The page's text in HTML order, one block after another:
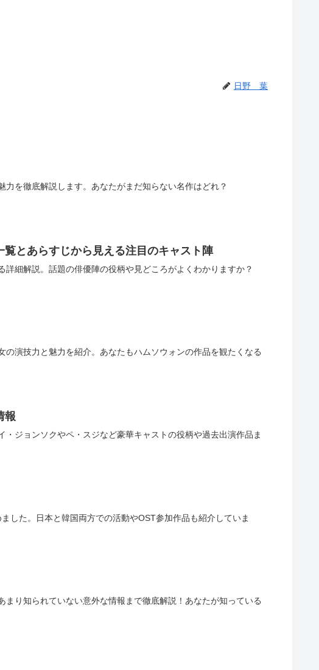
日野 葉
を徹底解説します。あなたがまだ知らない名作はどれ？
とあらすじから見える注目のキャスト陣
細解説。話題の俳優陣の役柄や見どころがよくわかりますか？
演技力と魅力を紹介。あなたもハムソウォンの作品を観たくなる
報
ジョンソクやペ・スジなど豪華キャストの役柄や過去出演作品ま
した。日本と韓国両方での活動やOST参加作品も紹介していま
り知られていない意外な情報まで徹底解説！あなたが知っている